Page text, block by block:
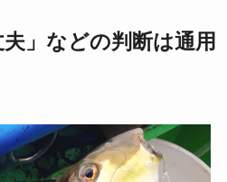
」などの判断は通用